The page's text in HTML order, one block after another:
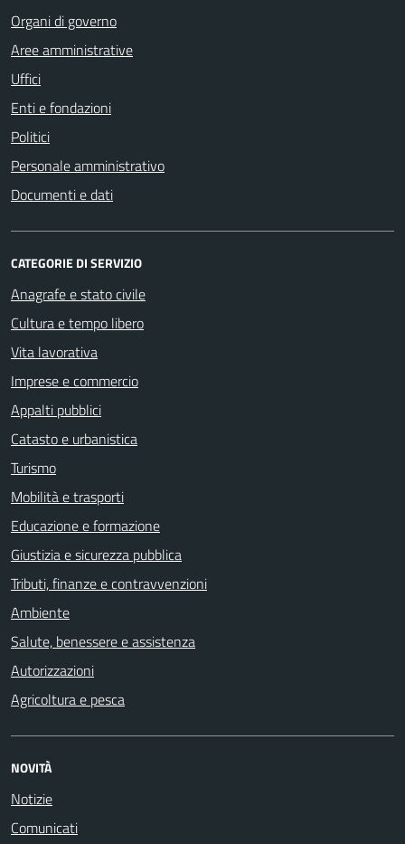
Organi di governo
Aree amministrative
Uffici
Enti e fondazioni
Politici
Personale amministrativo
Documenti e dati
CATEGORIE DI SERVIZIO
Anagrafe e stato civile
Cultura e tempo libero
Vita lavorativa
Imprese e commercio
Appalti pubblici
Catasto e urbanistica
Turismo
Mobilità e trasporti
Educazione e formazione
Giustizia e sicurezza pubblica
Tributi, finanze e contravvenzioni
Ambiente
Salute, benessere e assistenza
Autorizzazioni
Agricoltura e pesca
NOVITÀ
Notizie
Comunicati